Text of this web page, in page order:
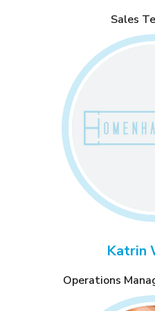
Sales
Katrin
Operations